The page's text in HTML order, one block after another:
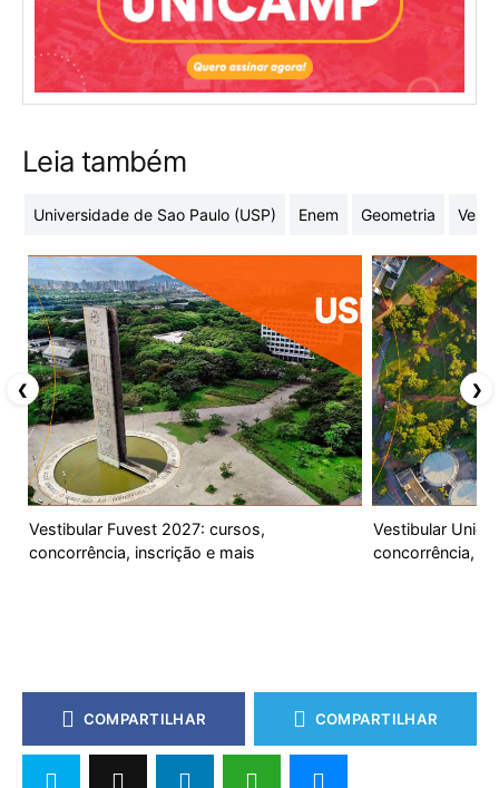
Leia também
Universidade de Sao Paulo (USP) Enem Geometria
Vestibular Fuvest 2027: cursos,
concorrência, inscrição e mais
Vestibular
concorrência,
❮ ❯
COMPARTILHAR COMPARTILHAR